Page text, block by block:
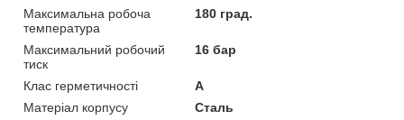
Максимальна робоча
температура
180 град.
Максимальний робочий
тиск
16 бар
Клас герметичності
А
Матеріал корпусу
Сталь